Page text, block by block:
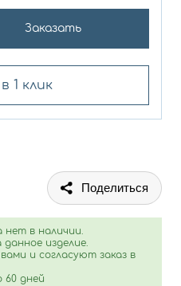
Заказать
1 клик
Поделиться
в наличии.
изделие.
и согласуют заказ в
60 дней